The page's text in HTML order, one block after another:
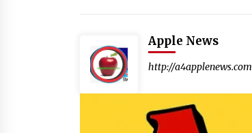
Apple News
http://a4applenews.com